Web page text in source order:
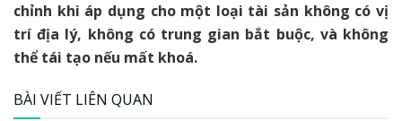
chỉnh khi áp dụng cho một loại tài sản không có vị
trí địa lý, không có trung gian bắt buộc, và không
thể tái tạo nếu mất khoá.
BÀI VIẾT LIÊN QUAN